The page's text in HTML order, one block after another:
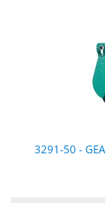
3291-50 -